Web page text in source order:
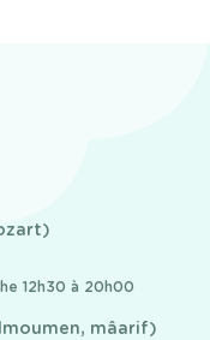
12h30 à 20h00
mâarif)